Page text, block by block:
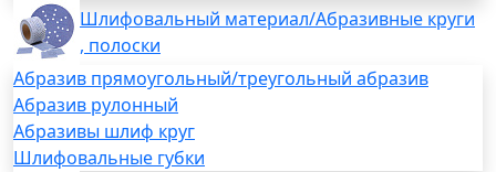
Шлифовальный материал/Абразивные круги
, полоски
Абразив прямоугольный/треугольный абразив
Абразив рулонный
Абразивы шлиф круг
Шлифовальные губки